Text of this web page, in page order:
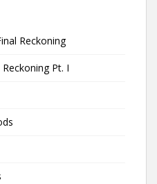
Reckoning
Pt. I